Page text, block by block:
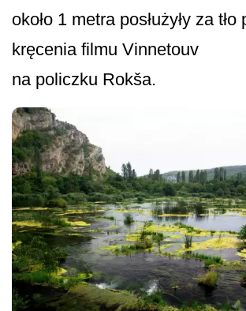
około 1 metra posłużyły za
kręcenia filmu Vinnetouv
na policzku Rokša.